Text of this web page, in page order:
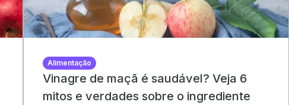
Alimentação
Vinagre de maçã é saudável? Veja 6
mitos e verdades sobre o ingrediente